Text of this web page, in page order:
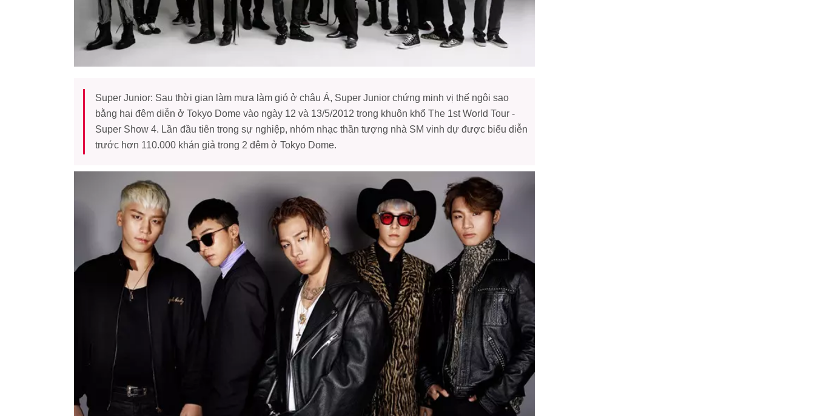
Super Junior: Sau thời gian làm mưa làm gió ở châu Á, Super Junior chứng minh vị thế ngôi sao
bằng hai đêm diễn ở Tokyo Dome vào ngày 12 và 13/5/2012 trong khuôn khổ The 1st World Tour -
Super Show 4. Lần đầu tiên trong sự nghiệp, nhóm nhạc thần tượng nhà SM vinh dự được biểu diễn
trước hơn 110.000 khán giả trong 2 đêm ở Tokyo Dome.